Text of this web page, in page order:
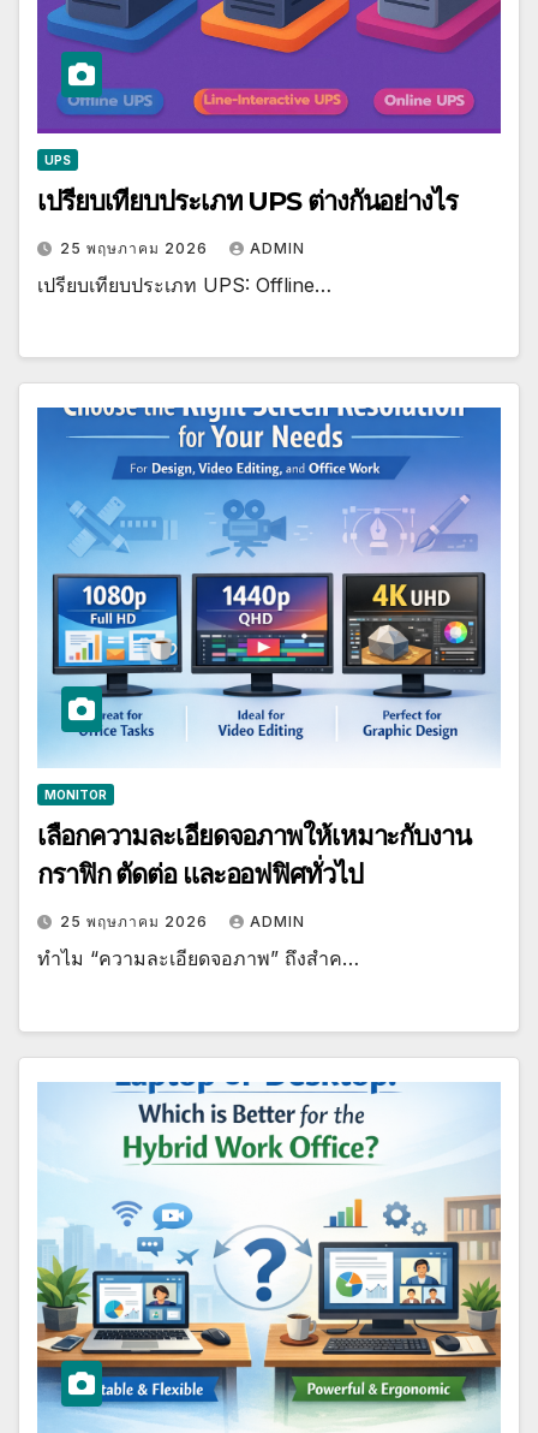
UPS
เปรียบเทียบประเภท UPS ต่างกันอย่างไร
25 พฤษภาคม 2026 ADMIN
เปรียบเทียบประเภท UPS: Offline…
MONITOR
เลือกความละเอียดจอภาพให้เหมาะกับงาน
กราฟิก ตัดต่อ และออฟฟิศทั่วไป
25 พฤษภาคม 2026 ADMIN
ทำไม “ความละเอียดจอภาพ” ถึงสำค…